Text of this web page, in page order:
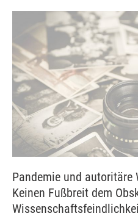
Pandemie und autoritäre
Keinen Fußbreit dem